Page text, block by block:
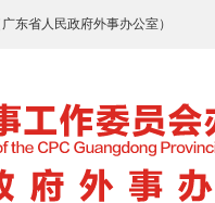
东省人民政府外事办公室）